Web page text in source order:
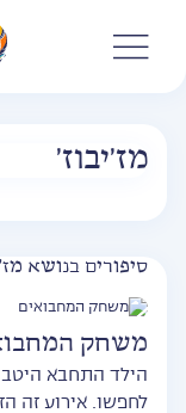
מז'יבוז'
סיפורים בנושא
משחק
הילד התחבא
לחפשו. אירוע זה